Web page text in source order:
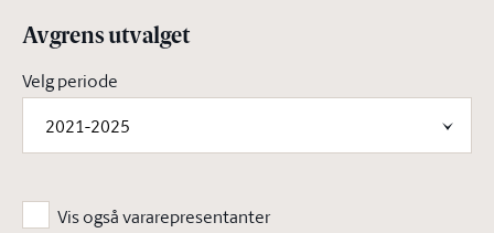
Avgrens utvalget
Velg periode
2021-2025
Vis også vararepresentanter